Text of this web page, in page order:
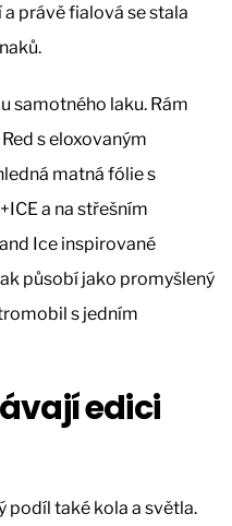
právě fialová se stala
samotného laku. Rám
s eloxovaným
matná fólie s
a na střešním
Ice inspirované
působí jako promyšlený
s jedním
edici
podíl také kola a světla.